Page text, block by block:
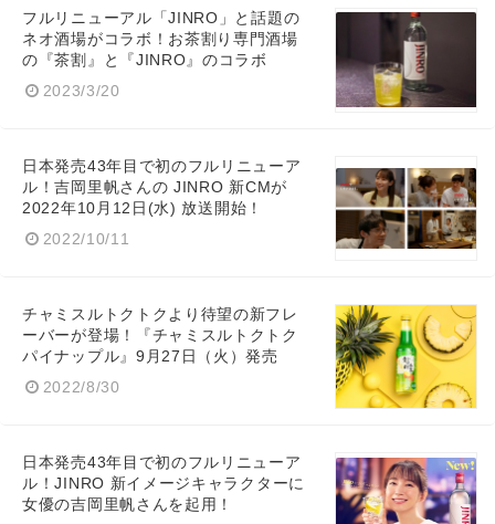
フルリニューアル「JINRO」と話題の
ネオ酒場がコラボ！お茶割り専門酒場
の『茶割』と『JINRO』のコラボ
2023/3/20
日本発売43年目で初のフルリニューア
ル！吉岡里帆さんの JINRO 新CMが
2022年10月12日(水) 放送開始！
2022/10/11
チャミスルトクトクより待望の新フレ
ーバーが登場！『チャミスルトクトク
パイナップル』9月27日（火）発売
2022/8/30
日本発売43年目で初のフルリニューア
ル！JINRO 新イメージキャラクターに
女優の吉岡里帆さんを起用！